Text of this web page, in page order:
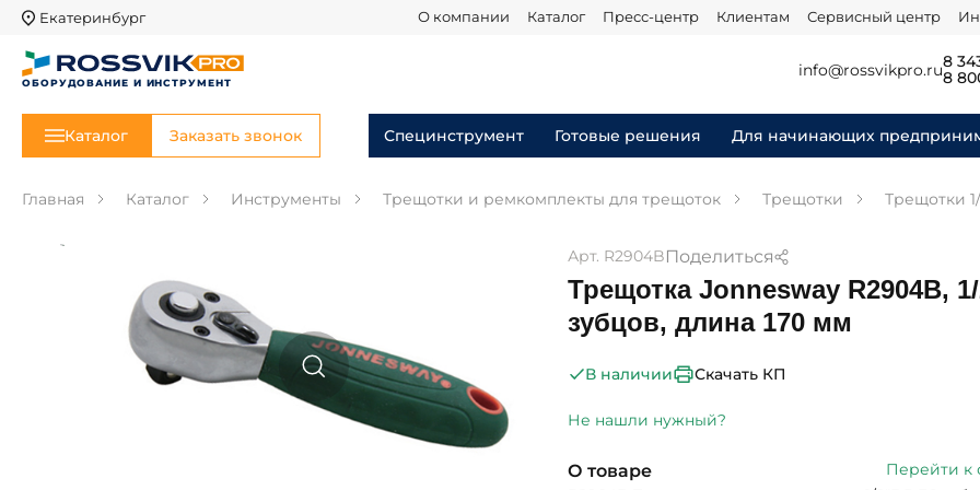
Екатеринбург О компании Каталог Пресс-центр Клиентам Сервисный центр
ОБОРУДОВАНИЕ И ИНСТРУМЕНТ
info@rossvikpro.ru8
8
Каталог Заказать звонок Специнструмент Готовые решения Для начинающих
Главная Каталог Инструменты Трещотки и ремкомплекты для трещоток Трещотки Трещотки
Арт. R2904BПоделиться
Трещотка Jonnesway R2904B,
зубцов, длина 170 мм
В наличии Скачать КП
Не нашли нужный?
О товаре
Перейти к